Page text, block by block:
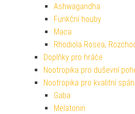
Ashwagandha
Funkční houby
Maca
Rhodiola Rosea,
Doplňky pro hráče
Nootropika pro duševní
Nootropika pro kvalitní
Gaba
Melatonin